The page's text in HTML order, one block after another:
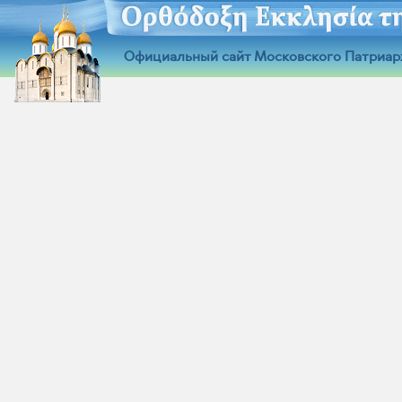
Официальный сайт Московского